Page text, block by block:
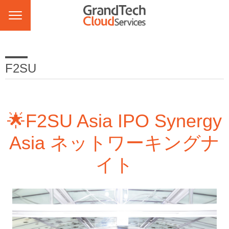
F2SU
🌟F2SU Asia IPO Synergy
Asia ネットワーキングナ
イト